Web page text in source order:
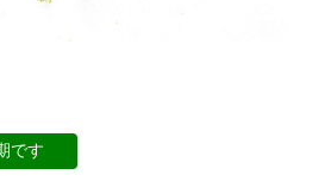
です